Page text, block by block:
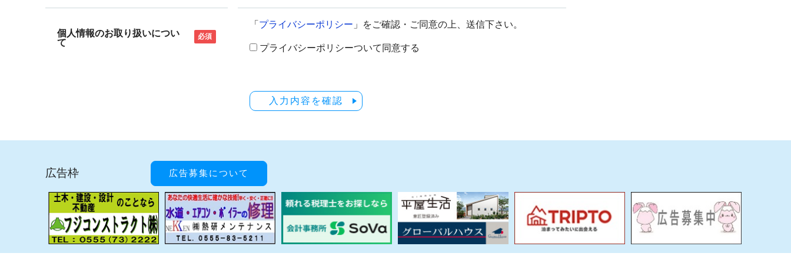
個人情報のお取り扱いについ
て
必須
「 プライバシーポリシー 」をご確認・ご同意の上、送信下さい。
プライバシーポリシーついて同意する
入力内容を確認
広告枠 広告募集について